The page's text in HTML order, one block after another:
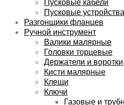
Пусковые устройства
Разгонщики фланцев
Ручной инструмент
Валики малярные
Головки торцевые
Держатели и воротки
Кисти малярные
Клещи
Ключи
Газовые и